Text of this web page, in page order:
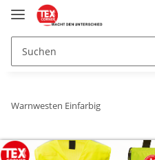
Warnwesten Einfarbig